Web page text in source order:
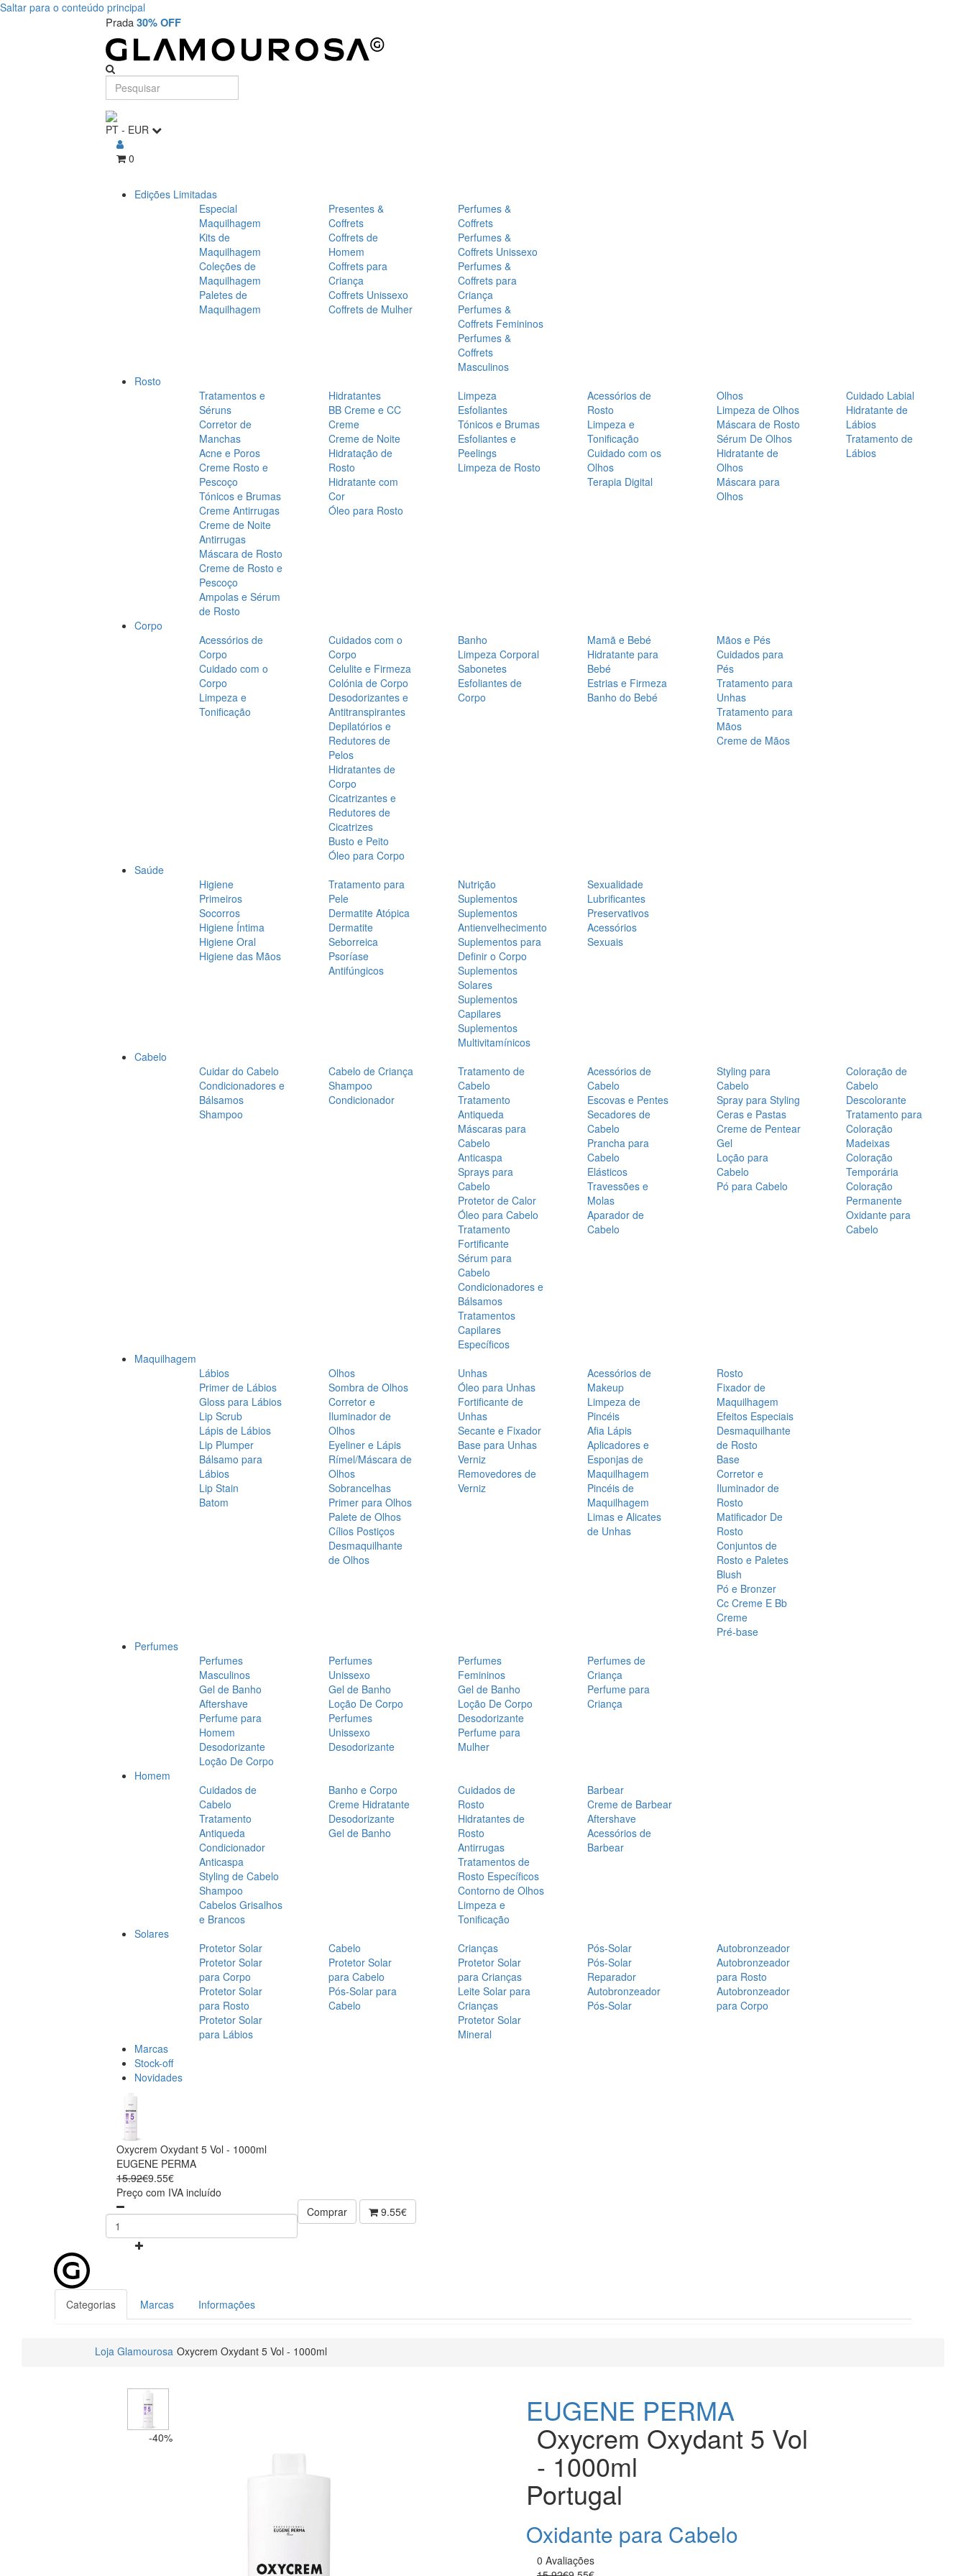
Saltar para o conteúdo principal
Prada30% OFF
PT - EUR
0
Edições Limitadas
Especial
Maquilhagem
Kits de
Maquilhagem
Coleções de
Maquilhagem
Paletes de
Maquilhagem
Presentes &
Coffrets
Coffrets de
Homem
Coffrets para
Criança
Coffrets Unissexo
Coffrets de Mulher
Perfumes &
Coffrets
Perfumes &
Coffrets Unissexo
Perfumes &
Coffrets para
Criança
Perfumes &
Coffrets Femininos
Perfumes &
Coffrets
Masculinos
Rosto
Tratamentos e
Séruns
Corretor de
Manchas
Acne e Poros
Creme Rosto e
Pescoço
Tónicos e Brumas
Creme Antirrugas
Creme de Noite
Antirrugas
Máscara de Rosto
Creme de Rosto e
Pescoço
Ampolas e Sérum
de Rosto
Hidratantes
BB Creme e CC
Creme
Creme de Noite
Hidratação de
Rosto
Hidratante com
Cor
Óleo para Rosto
Limpeza
Esfoliantes
Tónicos e Brumas
Esfoliantes e
Peelings
Limpeza de Rosto
Acessórios de
Rosto
Limpeza e
Tonificação
Cuidado com os
Olhos
Terapia Digital
Olhos
Limpeza de Olhos
Máscara de Rosto
Sérum De Olhos
Hidratante de
Olhos
Máscara para
Olhos
Cuidado Labial
Hidratante de
Lábios
Tratamento de
Lábios
Corpo
Acessórios de
Corpo
Cuidado com o
Corpo
Limpeza e
Tonificação
Cuidados com o
Corpo
Celulite e Firmeza
Colónia de Corpo
Desodorizantes e
Antitranspirantes
Depilatórios e
Redutores de
Pelos
Hidratantes de
Corpo
Cicatrizantes e
Redutores de
Cicatrizes
Busto e Peito
Óleo para Corpo
Banho
Limpeza Corporal
Sabonetes
Esfoliantes de
Corpo
Mamã e Bebé
Hidratante para
Bebé
Estrias e Firmeza
Banho do Bebé
Mãos e Pés
Cuidados para
Pés
Tratamento para
Unhas
Tratamento para
Mãos
Creme de Mãos
Saúde
Higiene
Primeiros
Socorros
Higiene Íntima
Higiene Oral
Higiene das Mãos
Tratamento para
Pele
Dermatite Atópica
Dermatite
Seborreica
Psoríase
Antifúngicos
Nutrição
Suplementos
Suplementos
Antienvelhecimento
Suplementos para
Definir o Corpo
Suplementos
Solares
Suplementos
Capilares
Suplementos
Multivitamínicos
Sexualidade
Lubrificantes
Preservativos
Acessórios
Sexuais
Cabelo
Cuidar do Cabelo
Condicionadores e
Bálsamos
Shampoo
Cabelo de Criança
Shampoo
Condicionador
Tratamento de
Cabelo
Tratamento
Antiqueda
Máscaras para
Cabelo
Anticaspa
Sprays para
Cabelo
Protetor de Calor
Óleo para Cabelo
Tratamento
Fortificante
Sérum para
Cabelo
Condicionadores e
Bálsamos
Tratamentos
Capilares
Específicos
Acessórios de
Cabelo
Escovas e Pentes
Secadores de
Cabelo
Prancha para
Cabelo
Elásticos
Travessões e
Molas
Aparador de
Cabelo
Styling para
Cabelo
Spray para Styling
Ceras e Pastas
Creme de Pentear
Gel
Loção para
Cabelo
Pó para Cabelo
Coloração de
Cabelo
Descolorante
Tratamento para
Coloração
Madeixas
Coloração
Temporária
Coloração
Permanente
Oxidante para
Cabelo
Maquilhagem
Lábios
Primer de Lábios
Gloss para Lábios
Lip Scrub
Lápis de Lábios
Lip Plumper
Bálsamo para
Lábios
Lip Stain
Batom
Olhos
Sombra de Olhos
Corretor e
Iluminador de
Olhos
Eyeliner e Lápis
Rímel/Máscara de
Olhos
Sobrancelhas
Primer para Olhos
Palete de Olhos
Cílios Postiços
Desmaquilhante
de Olhos
Unhas
Óleo para Unhas
Fortificante de
Unhas
Secante e Fixador
Base para Unhas
Verniz
Removedores de
Verniz
Acessórios de
Makeup
Limpeza de
Pincéis
Afia Lápis
Aplicadores e
Esponjas de
Maquilhagem
Pincéis de
Maquilhagem
Limas e Alicates
de Unhas
Rosto
Fixador de
Maquilhagem
Efeitos Especiais
Desmaquilhante
de Rosto
Base
Corretor e
Iluminador de
Rosto
Matificador De
Rosto
Conjuntos de
Rosto e Paletes
Blush
Pó e Bronzer
Cc Creme E Bb
Creme
Pré-base
Perfumes
Perfumes
Masculinos
Gel de Banho
Aftershave
Perfume para
Homem
Desodorizante
Loção De Corpo
Perfumes
Unissexo
Gel de Banho
Loção De Corpo
Perfumes
Unissexo
Desodorizante
Perfumes
Femininos
Gel de Banho
Loção De Corpo
Desodorizante
Perfume para
Mulher
Perfumes de
Criança
Perfume para
Criança
Homem
Cuidados de
Cabelo
Tratamento
Antiqueda
Condicionador
Anticaspa
Styling de Cabelo
Shampoo
Cabelos Grisalhos
e Brancos
Banho e Corpo
Creme Hidratante
Desodorizante
Gel de Banho
Cuidados de
Rosto
Hidratantes de
Rosto
Antirrugas
Tratamentos de
Rosto Específicos
Contorno de Olhos
Limpeza e
Tonificação
Barbear
Creme de Barbear
Aftershave
Acessórios de
Barbear
Solares
Protetor Solar
Protetor Solar
para Corpo
Protetor Solar
para Rosto
Protetor Solar
para Lábios
Cabelo
Protetor Solar
para Cabelo
Pós-Solar para
Cabelo
Crianças
Protetor Solar
para Crianças
Leite Solar para
Crianças
Protetor Solar
Mineral
Pós-Solar
Pós-Solar
Reparador
Autobronzeador
Pós-Solar
Autobronzeador
Autobronzeador
para Rosto
Autobronzeador
para Corpo
Marcas
Stock-off
Novidades
Oxycrem Oxydant 5 Vol - 1000ml
EUGENE PERMA
15.92€9.55€
Preço com IVA incluído
Comprar
9.55€
Categorias Marcas Informações
Loja Glamourosa Oxycrem Oxydant 5 Vol - 1000ml
-40%
EUGENE PERMA
Oxycrem Oxydant 5 Vol
- 1000ml
Portugal
Oxidante para Cabelo
0 Avaliações